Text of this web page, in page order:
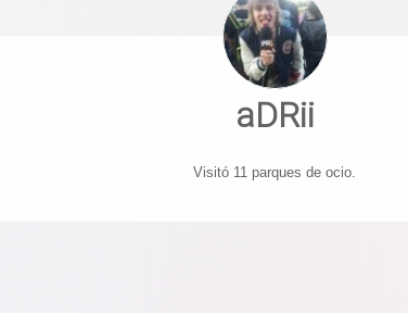
aDRii
Visitó 11 parques de ocio.